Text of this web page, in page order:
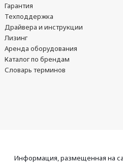
Гарантия
Техподдержка
Драйвера и инструкции
Лизинг
Аренда оборудования
Каталог по брендам
Словарь терминов
Информация, размещенная на